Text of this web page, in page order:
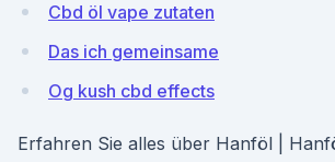
Cbd öl vape zutaten
Das ich gemeinsame
Og kush cbd effects
Erfahren Sie alles über Hanföl |